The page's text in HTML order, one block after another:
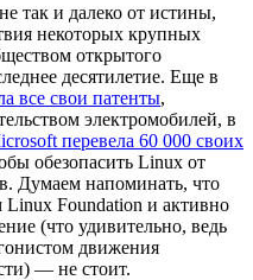
так и далеко от истины,
некоторых крупных
открытого
десятилетие. Еще в
все свои патенты,
электромобилей, в
перевела 60 000 своих
обезопасить Linux от
Думаем напоминать, что
Linux Foundation и активно
(что удивительно, ведь
движения
— не стоит.